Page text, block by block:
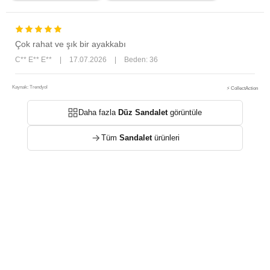
Çok rahat ve şık bir ayakkabı
C** E** E** 17.07.2026 Beden: 36
Kaynak: Trendyol ⚡ CollectAction
Daha fazla Düz Sandaletgörüntüle
Tüm Sandaletürünleri